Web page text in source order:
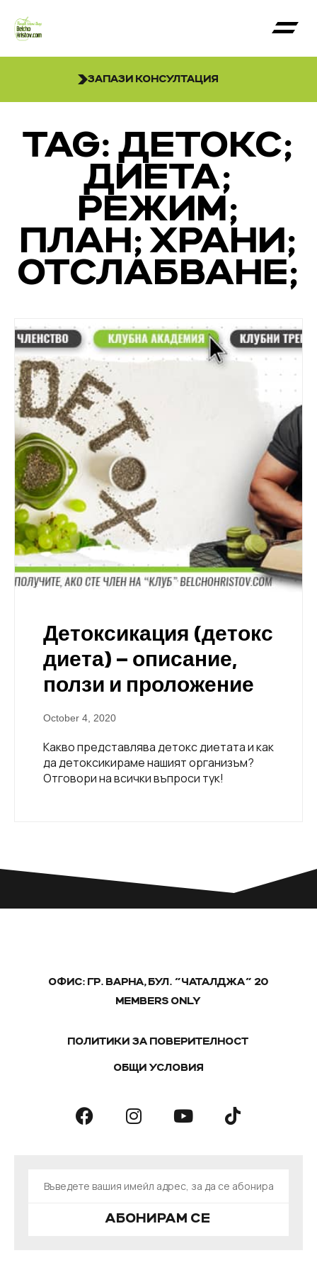
ЗАПАЗИ КОНСУЛТАЦИЯ
TAG: ДЕТОКС;
ДИЕТА;
РЕЖИМ;
ПЛАН; ХРАНИ;
ОТСЛАБВАНЕ;
Детоксикация (детокс
диета) – описание,
ползи и проложение
October 4, 2020
Какво представлява детокс диетата и как
да детоксикираме нашият организъм?
Отговори на всички въпроси тук!
ОФИС: ГР. ВАРНА, БУЛ. "ЧАТАЛДЖА" 20
MEMBERS ONLY
ПОЛИТИКИ ЗА ПОВЕРИТЕЛНОСТ
ОБЩИ УСЛОВИЯ
АБОНИРАМ СЕ